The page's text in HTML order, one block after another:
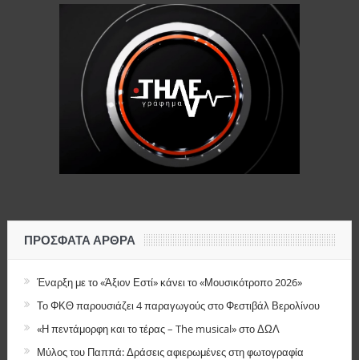
ΠΡΌΣΦΑΤΑ ΆΡΘΡΑ
Έναρξη με το «Άξιον Εστί» κάνει το «Μουσικότροπο 2026»
Το ΦΚΘ παρουσιάζει 4 παραγωγούς στο Φεστιβάλ Βερολίνου
«Η πεντάμορφη και το τέρας – The musical» στο ΔΩΛ
Μύλος του Παππά: Δράσεις αφιερωμένες στη φωτογραφία